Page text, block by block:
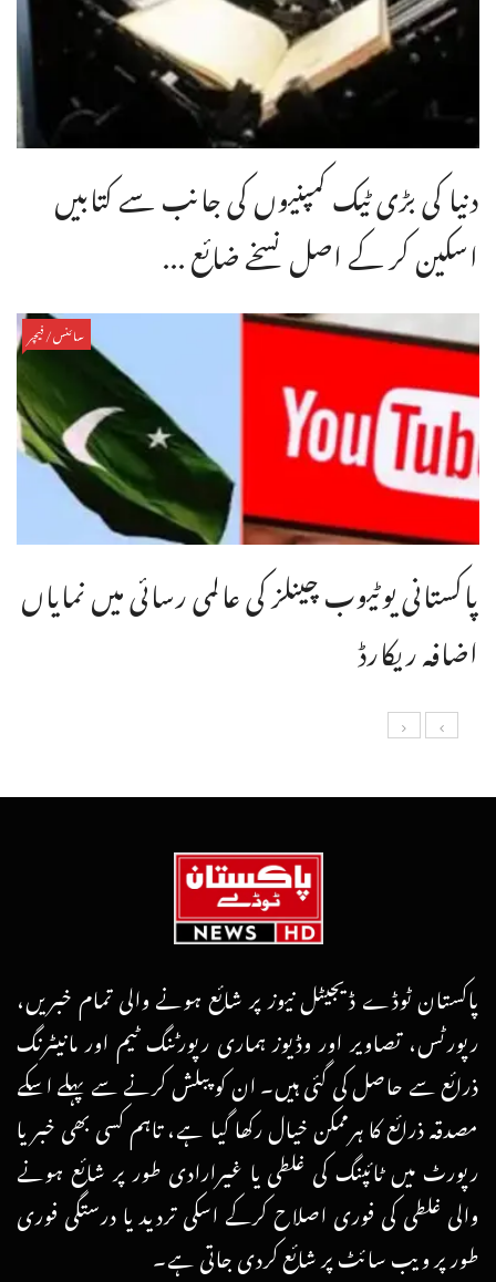
دنیا کی بڑی ٹیک کمپنیوں کی جانب سے کتابیں
اسکین کر کے اصل نسخے ضائع ...
سائنس/فیچر
پاکستانی یوٹیوب چینلز کی عالمی رسائی میں نمایاں
اضافہ ریکارڈ
پاکستان ٹوڈے ڈیجیٹل نیوز پر شائع ہونے والی تمام خبریں،
رپورٹس، تصاویر اور وڈیوز ہماری رپورٹنگ ٹیم اور مانیٹرنگ
ذرائع سے حاصل کی گئی ہیں۔ ان کو پبلش کرنے سے پہلے اسکے
مصدقہ ذرائع کا ہرممکن خیال رکھا گیا ہے، تاہم کسی بھی خبر یا
رپورٹ میں ٹائپنگ کی غلطی یا غیرارادی طور پر شائع ہونے
والی غلطی کی فوری اصلاح کرکے اسکی تردید یا درستگی فوری
طور پر ویب سائٹ پر شائع کردی جاتی ہے۔